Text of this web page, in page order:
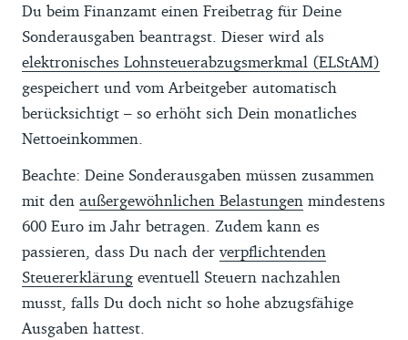
Du beim Finanzamt einen Freibetrag für Deine
Sonderausgaben beantragst. Dieser wird als
elektronisches Lohnsteuerabzugsmerkmal (ELStAM)
gespeichert und vom Arbeitgeber automatisch
berücksichtigt – so erhöht sich Dein monatliches
Nettoeinkommen.
Beachte: Deine Sonderausgaben müssen zusammen
mit den außergewöhnlichen Belastungen mindestens
600 Euro im Jahr betragen. Zudem kann es
passieren, dass Du nach der verpflichtenden
Steuererklärung eventuell Steuern nachzahlen
musst, falls Du doch nicht so hohe abzugsfähige
Ausgaben hattest.